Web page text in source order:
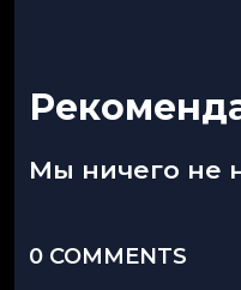
Мы ничего не
0 COMMENTS